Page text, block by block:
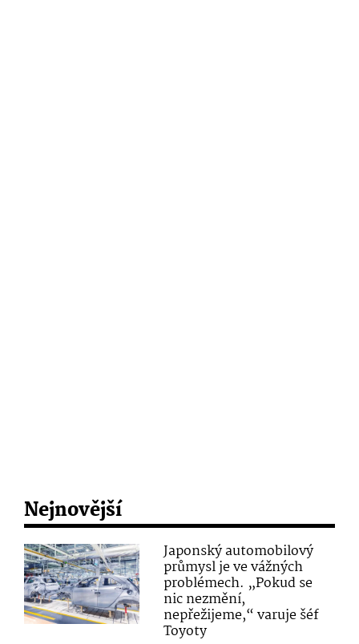
Nejnovější
Japonský automobilový
průmysl je ve vážných
problémech. „Pokud se
nic nezmění,
nepřežijeme,“ varuje šéf
Toyoty